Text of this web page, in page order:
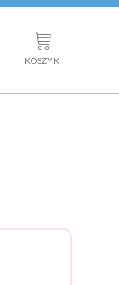
KOSZYK